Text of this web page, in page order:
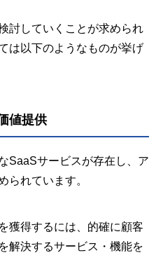
討していくことが求められ
は以下のようなものが挙げ
値提供
SaaSサービスが存在し、ア
られています。
獲得するには、的確に顧客
解決するサービス・機能を